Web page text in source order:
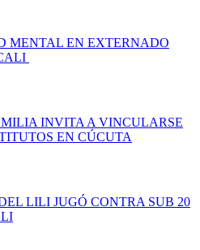
MENTAL EN EXTERNADO
INVITA A VINCULARSE
EN CÚCUTA
LILI JUGÓ CONTRA SUB 20